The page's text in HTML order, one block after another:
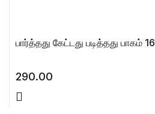
பார்த்தது கேட்டது படித்தது பாகம் 16
290.00